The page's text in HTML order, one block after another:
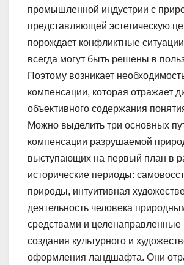
промышленной индустрии с
представляющей эстетическую
порождает конфликтные
всегда могут быть решены в
Поэтому возникает
компенсации, которая отражает
объективного содержания
Можно выделить три основных
компенсации разрушаемой
выступающих на первый план в
исторические периоды:
природы, интуитивная
деятельность человека
средствами и целенаправленные
создания культурного и
оформления ландшафта. Они